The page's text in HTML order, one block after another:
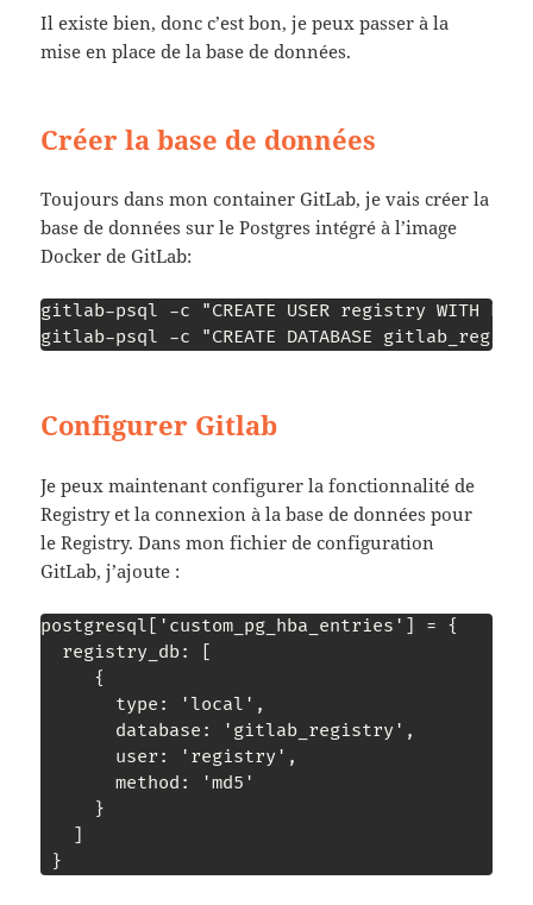
Il existe bien, donc c’est bon, je peux passer à la
mise en place de la base de données.
Créer la base de données
Toujours dans mon container GitLab, je vais créer la
base de données sur le Postgres intégré à l’image
Docker de GitLab:
gitlab-psql -c "CREATE USER registry WITH
gitlab-psql -c "CREATE DATABASE
Configurer Gitlab
Je peux maintenant configurer la fonctionnalité de
Registry et la connexion à la base de données pour
le Registry. Dans mon fichier de configuration
GitLab, j’ajoute :
postgresql['custom_pg_hba_entries'] = {
  registry_db: [
     {
       type: 'local',
       database: 'gitlab_registry',
       user: 'registry',
       method: 'md5'
     }
}